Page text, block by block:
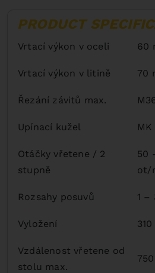
PRODUCT
Vrtací výkon v oceli 60
Vrtací výkon v litině 70
Řezání závitů max.
Upínací kužel MK
Otáčky vřetene / 2
stupně
50
ot/
Rozsahy posuvů 1 –
Vyložení
Vzdálenost vřetene od
stolu max.